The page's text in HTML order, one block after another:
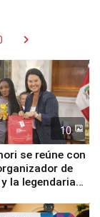
chevron_right
10
se reúne con
de
la legendaria